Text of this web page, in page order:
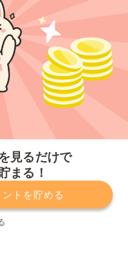
見るだけで
まる！
トを貯める
用規約
運営会社